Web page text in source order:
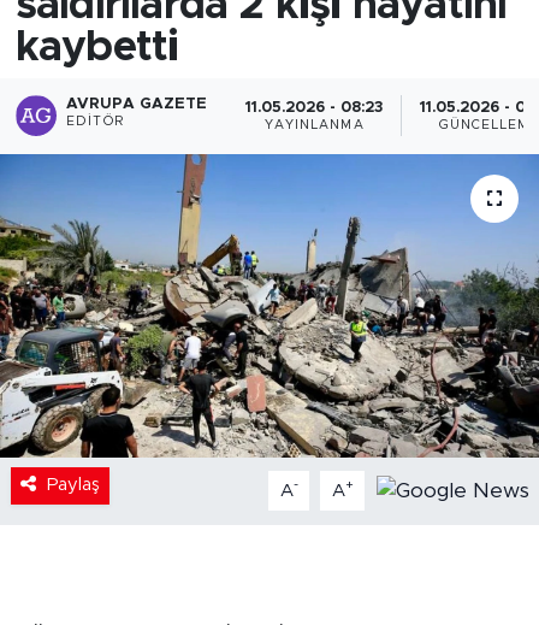
kaybetti
AVRUPA GAZETE
EDITÖR
11.05.2026 - 08:23
YAYINLANMA
11.05.2026 -
GÜNCELLEME
Paylaş A- A+